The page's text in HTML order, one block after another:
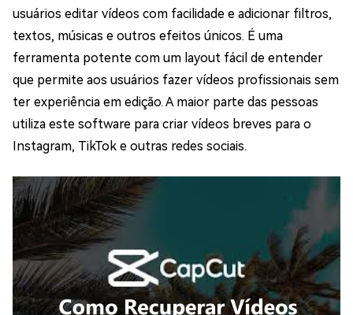
usuários editar vídeos com facilidade e adicionar filtros,
textos, músicas e outros efeitos únicos. É uma
ferramenta potente com um layout fácil de entender
que permite aos usuários fazer vídeos profissionais sem
ter experiência em edição. A maior parte das pessoas
utiliza este software para criar vídeos breves para o
Instagram, TikTok e outras redes sociais.